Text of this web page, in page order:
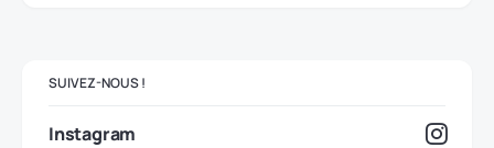
SUIVEZ-NOUS !
Instagram